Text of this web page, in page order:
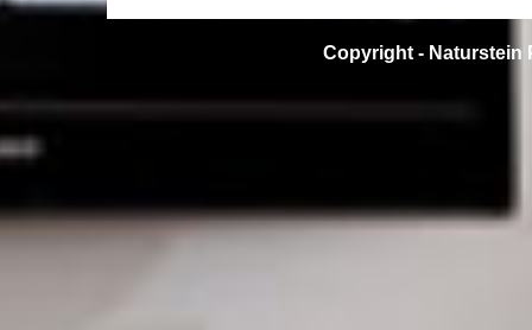
Copyright - Naturstein